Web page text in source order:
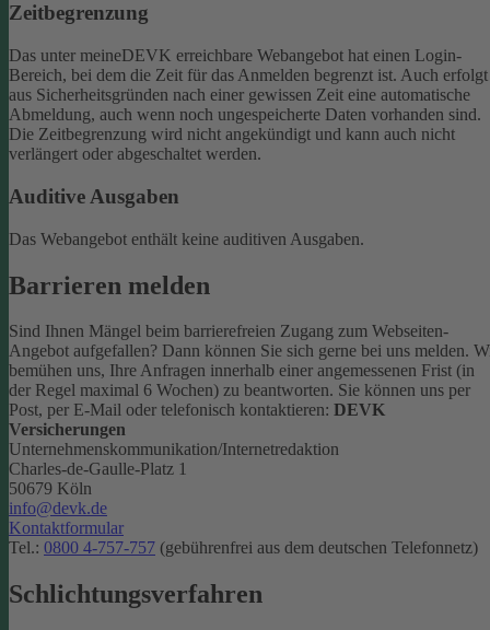
Zeitbegrenzung
Das unter meineDEVK erreichbare Webangebot hat einen Login-
Bereich, bei dem die Zeit für das Anmelden begrenzt ist. Auch erfolgt
aus Sicherheitsgründen nach einer gewissen Zeit eine automatische
Abmeldung, auch wenn noch ungespeicherte Daten vorhanden sind.
Die Zeitbegrenzung wird nicht angekündigt und kann auch nicht
verlängert oder abgeschaltet werden.
Auditive Ausgaben
Das Webangebot enthält keine auditiven Ausgaben.
Barrieren melden
Sind Ihnen Mängel beim barrierefreien Zugang zum Webseiten-
Angebot aufgefallen? Dann können Sie sich gerne bei uns melden.
bemühen uns, Ihre Anfragen innerhalb einer angemessenen Frist (in
der Regel maximal 6 Wochen) zu beantworten. Sie können uns per
Post, per E-Mail oder telefonisch kontaktieren: DEVK
Versicherungen
Unternehmenskommunikation/Internetredaktion
Charles-de-Gaulle-Platz 1
50679 Köln
info@devk.de
Kontaktformular
Tel.: 0800 4-757-757 (gebührenfrei aus dem deutschen Telefonnetz)
Schlichtungsverfahren